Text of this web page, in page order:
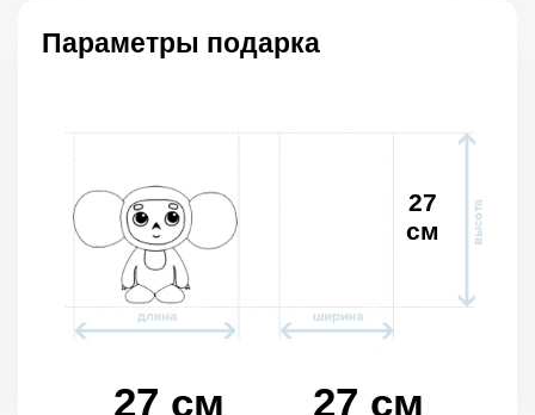
Параметры подарка
27 см 27 см
27
см